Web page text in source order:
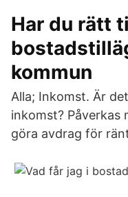
Har du rätt
kommun
Alla; Inkomst. Är
inkomst? Påverkas
göra avdrag för